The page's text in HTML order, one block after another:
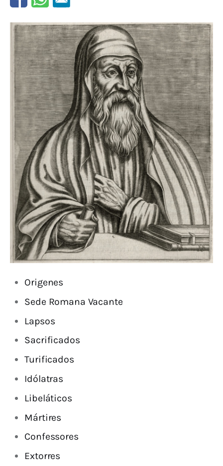
Origenes
Sede Romana Vacante
Lapsos
Sacrificados
Turificados
Idólatras
Libeláticos
Mártires
Confessores
Extorres